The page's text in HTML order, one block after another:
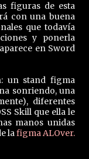
figuras de esta
con una buena
que todavía
y ponerla
en Sword
un stand figma
sonriendo, una
diferentes
Skill que ella le
manos unidas
lafigma ALOver.